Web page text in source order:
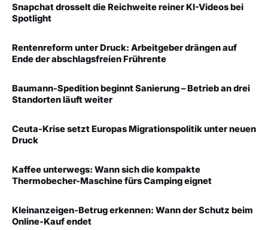
Snapchat drosselt die Reichweite reiner KI-Videos bei
Spotlight
Rentenreform unter Druck: Arbeitgeber drängen auf
Ende der abschlagsfreien Frührente
Baumann-Spedition beginnt Sanierung – Betrieb an drei
Standorten läuft weiter
Ceuta-Krise setzt Europas Migrationspolitik unter neuen
Druck
Kaffee unterwegs: Wann sich die kompakte
Thermobecher-Maschine fürs Camping eignet
Kleinanzeigen-Betrug erkennen: Wann der Schutz beim
Online-Kauf endet